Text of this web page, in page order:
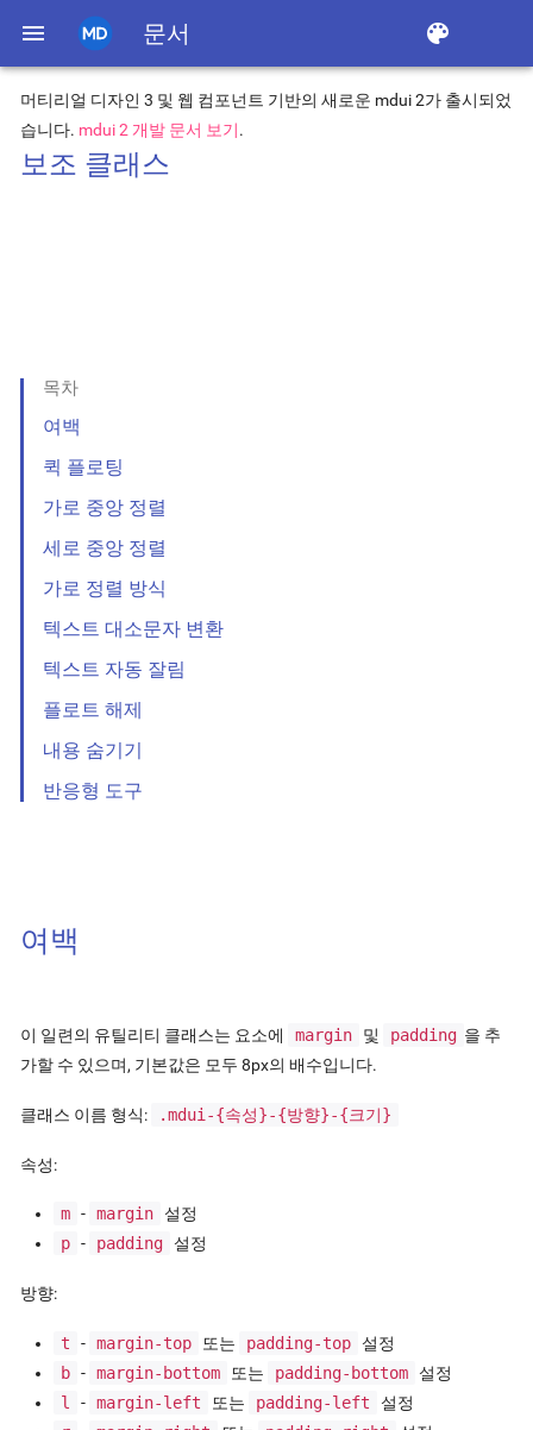
menu 문서 color_lens
머티리얼 디자인 3 및 웹 컴포넌트 기반의 새로운 mdui 2가 출시되었
습니다. mdui 2 개발 문서 보기.
보조 클래스
목차
여백
퀵 플로팅
가로 중앙 정렬
세로 중앙 정렬
가로 정렬 방식
텍스트 대소문자 변환
텍스트 자동 잘림
플로트 해제
내용 숨기기
반응형 도구
여백
이 일련의 유틸리티 클래스는 요소에 margin 및 padding 을 추
가할 수 있으며, 기본값은 모두 8px의 배수입니다.
클래스 이름 형식: .mdui-{속성}-{방향}-{크기}
속성:
m - margin
설정
p - padding 설정
방향:
t - margin-top 또는 padding-top
설정
b - margin-bottom 또는 padding-bottom
설정
l
- margin-left 또는 padding-left
설정